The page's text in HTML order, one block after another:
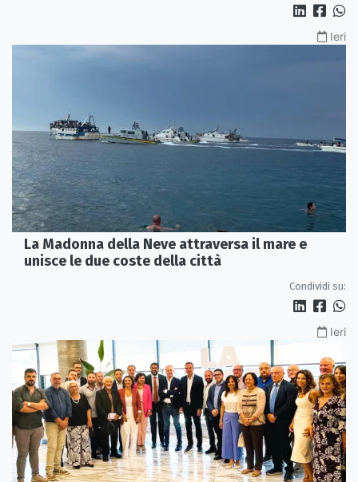
Ieri
La Madonna della Neve attraversa il mare e
unisce le due coste della città
Condividi su:
Ieri